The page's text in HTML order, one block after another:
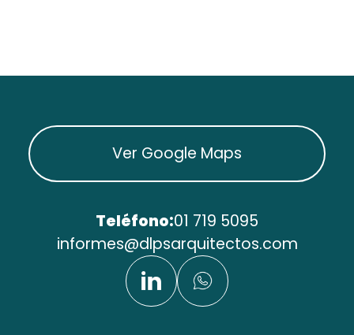
Ver Google Maps
Teléfono:01 719 5095
informes@dlpsarquitectos.com